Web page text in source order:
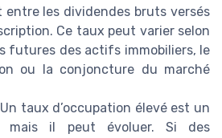
entre les dividendes bruts versés
Ce taux peut varier selon
futures des actifs immobiliers, le
ou la conjoncture du marché
taux d’occupation élevé est un
mais il peut évoluer. Si des